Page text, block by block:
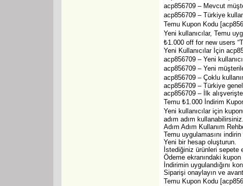
acp856709 – Mevcut
acp856709 – Türkiye
Temu Kupon Kodu
Yeni kullanıcılar, Temu
₺1.000 off for new users
Yeni Kullanıcılar İçin
acp856709 – Yeni
acp856709 – Yeni
acp856709 – Çoklu
acp856709 – Türkiye
acp856709 – İlk
Temu ₺1.000 İndirim
Yeni kullanıcılar için
adım adım kullanabilirsiniz.
Adım Adım Kullanım
Temu uygulamasını
Yeni bir hesap oluşturun.
İstediğiniz ürünleri sepete
Ödeme ekranındaki
İndirimin uygulandığını
Siparişi onaylayın ve
Temu Kupon Kodu